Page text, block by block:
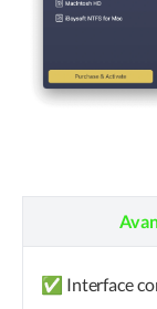
✅ Interface